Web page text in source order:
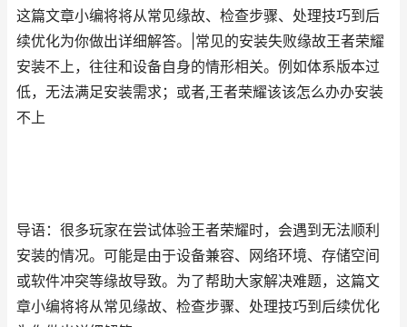
这篇文章小编将将从常见缘故、检查步骤、处理技巧到后
续优化为你做出详细解答。|常见的安装失败缘故王者荣耀
安装不上，往往和设备自身的情形相关。例如体系版本过
低，无法满足安装需求；或者,王者荣耀该该怎么办办安装
不上
导语：很多玩家在尝试体验王者荣耀时，会遇到无法顺利
安装的情况。可能是由于设备兼容、网络环境、存储空间
或软件冲突等缘故导致。为了帮助大家解决难题，这篇文
章小编将将从常见缘故、检查步骤、处理技巧到后续优化